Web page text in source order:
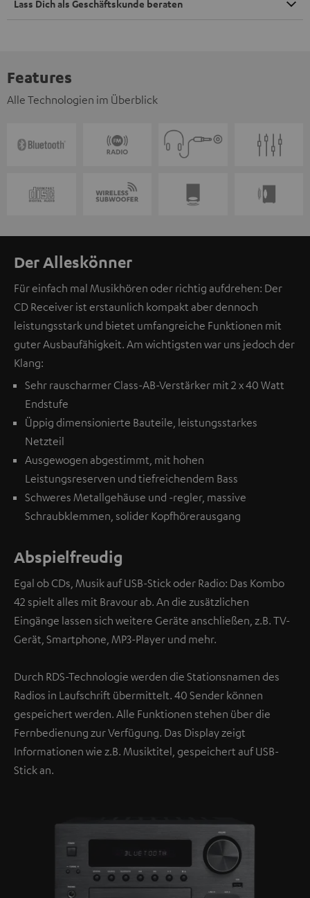
Lass Dich als Geschäftskunde beraten
Features
Alle Technologien im Überblick
Der Alleskönner
Für einfach mal Musikhören oder richtig aufdrehen: Der
CD Receiver ist erstaunlich kompakt aber dennoch
leistungsstark und bietet umfangreiche Funktionen mit
guter Ausbaufähigkeit. Am wichtigsten war uns jedoch der
Klang:
Sehr rauscharmer Class-AB-Verstärker mit 2 x 40 Watt
Endstufe
Üppig dimensionierte Bauteile, leistungsstarkes
Netzteil
Ausgewogen abgestimmt, mit hohen
Leistungsreserven und tiefreichendem Bass
Schweres Metallgehäuse und -regler, massive
Schraubklemmen, solider Kopfhörerausgang
Abspielfreudig
Egal ob CDs, Musik auf USB-Stick oder Radio: Das Kombo
42 spielt alles mit Bravour ab. An die zusätzlichen
Eingänge lassen sich weitere Geräte anschließen, z.B. TV-
Gerät, Smartphone, MP3-Player und mehr.
Durch RDS-Technologie werden die Stationsnamen des
Radios in Laufschrift übermittelt. 40 Sender können
gespeichert werden. Alle Funktionen stehen über die
Fernbedienung zur Verfügung. Das Display zeigt
Informationen wie z.B. Musiktitel, gespeichert auf USB-
Stick an.